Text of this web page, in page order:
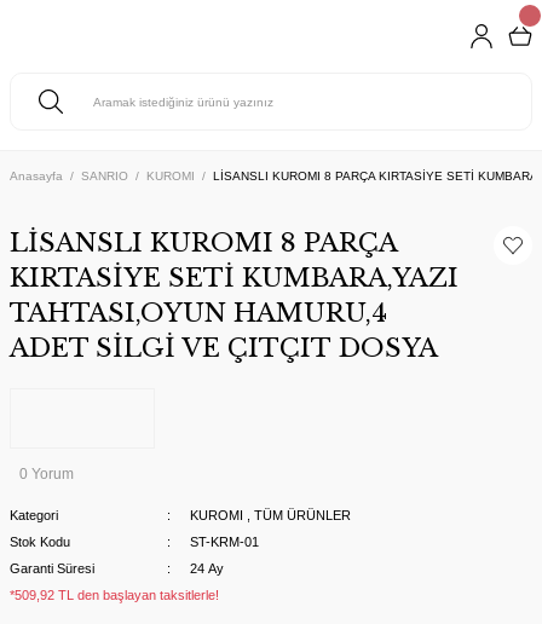
Anasayfa SANRIO KUROMI LİSANSLI KUROMI 8 PARÇA KIRTASİYE SETİ
LİSANSLI KUROMI 8 PARÇA
KIRTASİYE SETİ KUMBARA,YAZI
TAHTASI,OYUN HAMURU,4
ADET SİLGİ VE ÇITÇIT DOSYA
0 Yorum
Kategori KUROMI
TÜM ÜRÜNLER
Stok Kodu
ST-KRM-01
Garanti Süresi
24 Ay
*509,92 TL den başlayan taksitlerle!